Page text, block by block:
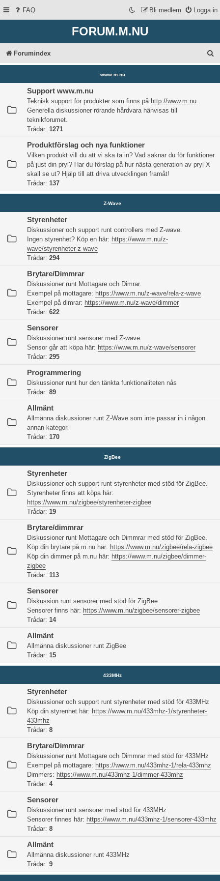
FAQ Logga in
Bli medlem
FORUM.M.NU
Forumindex
ö
k
www.m.nu
Support www.m.nu
Teknisk support för produkter som finns på http://www.m.nu.
Generella diskussioner rörande hårdvara hänvisas till
teknikforumet.
Trådar: 1271
Produktförslag och nya funktioner
Vilken produkt vill du att vi ska ta in? Vad saknar du för funktioner
på just din pryl? Har du förslag på hur nästa generation av pryl X
skall se ut? Hjälp till att driva utvecklingen framåt!
Trådar: 137
Z-Wave
Styrenheter
Diskussioner och support runt controllers med Z-wave.
Ingen styrenhet? Köp en här: https://www.m.nu/z-
wave/styrenheter-z-wave
Trådar: 294
Brytare/Dimmrar
Diskussioner runt Mottagare och Dimrar.
Exempel på mottagare: https://www.m.nu/z-wave/rela-z-wave
Exempel på dimrar: https://www.m.nu/z-wave/dimmer
Trådar: 622
Sensorer
Diskussioner runt sensorer med Z-wave.
Sensor går att köpa här: https://www.m.nu/z-wave/sensorer
Trådar: 295
Programmering
Diskussioner runt hur den tänkta funktionaliteten nås
Trådar: 89
Allmänt
Allmänna diskussioner runt Z-Wave som inte passar in i någon
annan kategori
Trådar: 170
ZigBee
Styrenheter
Diskussioner och support runt styrenheter med stöd för ZigBee.
Styrenheter finns att köpa här:
https://www.m.nu/zigbee/styrenheter-zigbee
Trådar: 19
Brytare/dimmrar
Diskussioner runt Mottagare och Dimmrar med stöd för ZigBee.
Köp din brytare på m.nu här: https://www.m.nu/zigbee/rela-zigbee
Köp din dimmer på m.nu här: https://www.m.nu/zigbee/dimmer-
zigbee
Trådar: 113
Sensorer
Diskussion runt sensorer med stöd för ZigBee
Sensorer finns här: https://www.m.nu/zigbee/sensorer-zigbee
Trådar: 14
Allmänt
Allmänna diskussioner runt ZigBee
Trådar: 15
433MHz
Styrenheter
Diskussioner och support runt styrenheter med stöd för 433MHz
Köp din styrenhet här: https://www.m.nu/433mhz-1/styrenheter-
433mhz
Trådar: 8
Brytare/Dimmrar
Diskussioner runt Mottagare och Dimmrar med stöd för 433MHz
Exempel på mottagare: https://www.m.nu/433mhz-1/rela-433mhz
Dimmers: https://www.m.nu/433mhz-1/dimmer-433mhz
Trådar: 4
Sensorer
Diskussioner runt sensorer med stöd för 433MHz
Sensorer finnes här: https://www.m.nu/433mhz-1/sensorer-433mhz
Trådar: 8
Allmänt
Allmänna diskussioner runt 433MHz
Trådar: 9